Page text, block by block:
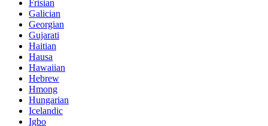
Frisian
Galician
Georgian
Gujarati
Haitian
Hausa
Hawaiian
Hebrew
Hmong
Hungarian
Icelandic
Igbo